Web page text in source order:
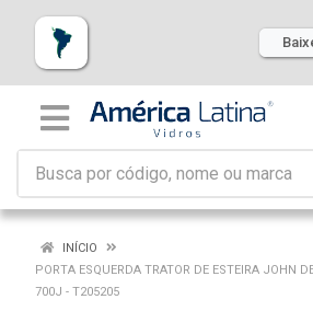
INÍCIO
PORTA ESQUERDA TRATOR DE ESTEIRA JOHN
700J - T205205